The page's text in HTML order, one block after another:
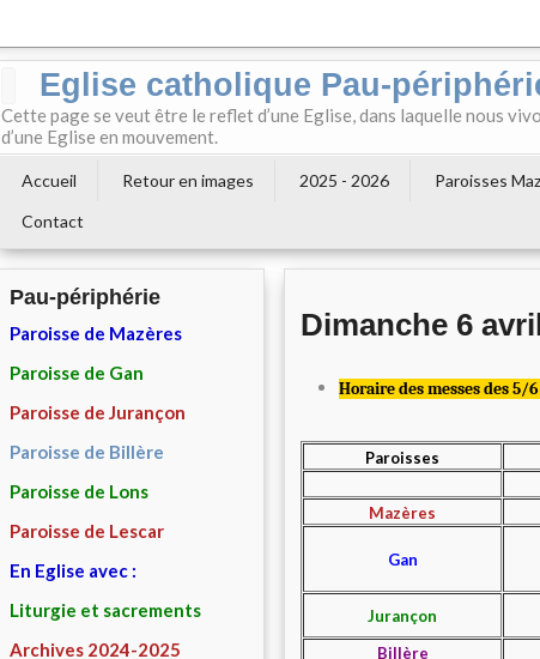
Eglise catholique Pau-
Cette page se veut être le reflet d’une Eglise, dans laquelle nous
d’une Eglise en mouvement.
Accueil Retour en images 2025 - 2026 Paroisses
Contact
Pau-périphérie
Paroisse de Mazères
Paroisse de Gan
Paroisse de Jurançon
Paroisse de Billère
Paroisse de Lons
Paroisse de Lescar
En Eglise avec :
Liturgie et sacrements
Archives 2024-2025
Dimanche 6
Horaire des messes des 5/
Paroisses
Mazères
Gan
Jurançon
Billère